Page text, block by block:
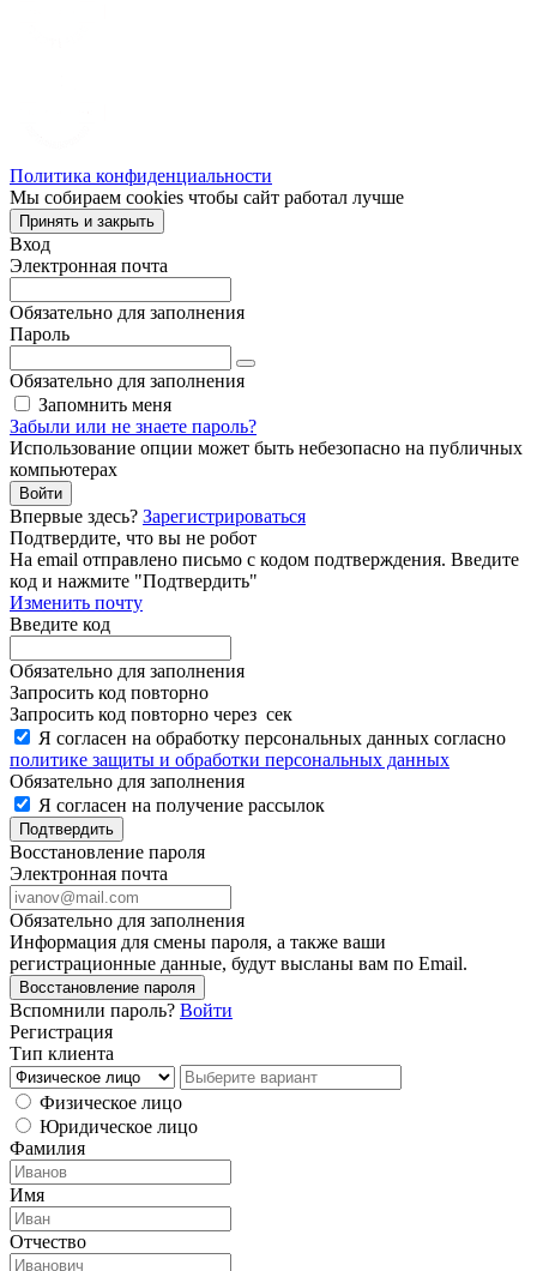
Политика конфиденциальности
Мы собираем cookies чтобы сайт работал лучше
Принять и закрыть
Вход
Электронная почта
Обязательно для заполнения
Пароль
Обязательно для заполнения
Запомнить меня
Забыли или не знаете пароль?
Использование опции может быть небезопасно на публичных
компьютерах
Войти
Впервые здесь? Зарегистрироваться
Подтвердите, что вы не робот
Ha email отправлено письмо с кодом подтверждения. Введите
код и нажмите "Подтвердить"
Изменить почту
Введите код
Обязательно для заполнения
Запросить код повторно
Запросить код повторно через сек
Я согласен на обработку персональных данных согласно
политике защиты и обработки персональных данных
Обязательно для заполнения
Я согласен на получение рассылок
Подтвердить
Восстановление пароля
Электронная почта
Обязательно для заполнения
Информация для смены пароля, а также ваши
регистрационные данные, будут высланы вам по Email.
Восстановление пароля
Вспомнили пароль? Войти
Регистрация
Тип клиента
Физическое лицо
Юридическое лицо
Фамилия
Имя
Отчество